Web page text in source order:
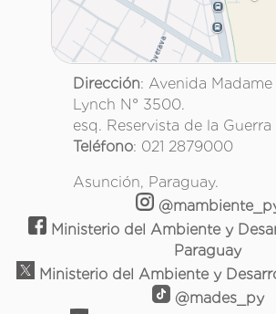
Dirección: Avenida Madame
Lynch N° 3500.
esq. Reservista de la
Teléfono: 021 2879000
Asunción, Paraguay.
Ministerio del Ambiente y
Paraguay
Ministerio del Ambiente y
@mades_py